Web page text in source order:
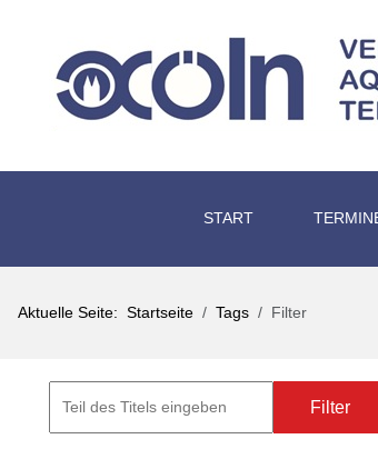
START
Aktuelle Seite: Startseite Tags Filter
Filter